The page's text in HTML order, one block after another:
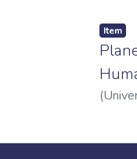
Item
(